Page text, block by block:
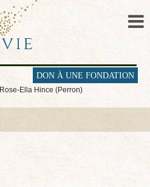
DON À UNE FONDATION
Rose-Ella Hince (Perron)